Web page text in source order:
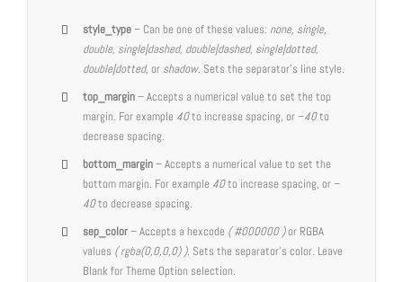
style_type– Can be one of these values: none, single,
double, single|dashed, double|dashed, single|dotted,
double|dotted,or shadow. Sets the separator’s line style.
top_margin– Accepts a numerical value to set the top
margin. For example 40to increase spacing, or –40to
decrease spacing.
bottom_margin– Accepts a numerical value to set the
bottom margin. For example 40to increase spacing, or –
40to decrease spacing.
sep_color– Accepts a hexcode ( #000000 )or RGBA
values ( rgba(0,0,0,0) ). Sets the separator’s color. Leave
Blank for Theme Option selection.